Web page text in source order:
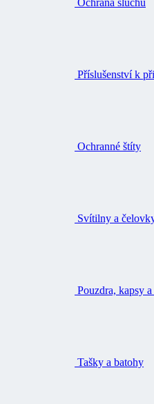
Ochrana sluchu
Příslušenství k
Ochranné štíty
Svítilny a
Pouzdra, kapsy
Tašky a batohy